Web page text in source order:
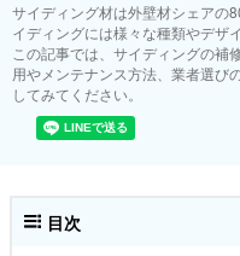
サイディング材は外壁材シェアの
イディングには様々な種類やデザ
この記事では、サイディングの補
用やメンテナンス方法、業者選び
してみてください。
目次